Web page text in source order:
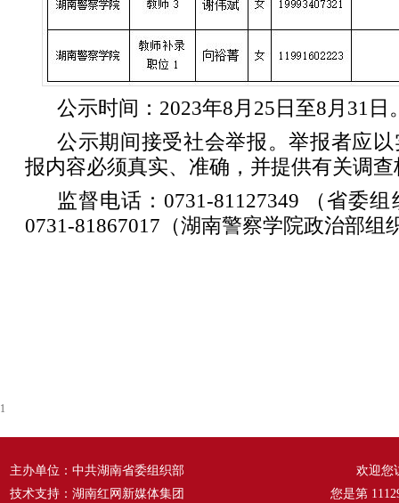
公示时间：2023年8月25日至8月31日
公示期间接受社会举报。举报者应
报内容必须真实、准确，并提供有关调
监督电话：0731-81127349 （省委
0731-81867017（湖南警察学院政治部组
1
主办单位：中共湖南省委组织部
技术支持：湖南红网新媒体集团
欢迎您
您是第